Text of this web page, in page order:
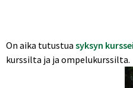
On aika tutustua syksyn
kurssilta ja ja ompelukurssilta.